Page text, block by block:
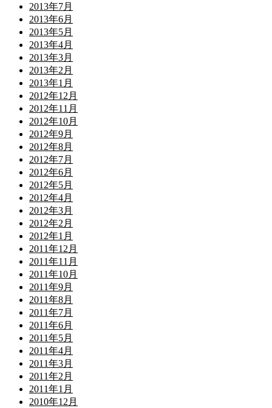
2013年7月
2013年6月
2013年5月
2013年4月
2013年3月
2013年2月
2013年1月
2012年12月
2012年11月
2012年10月
2012年9月
2012年8月
2012年7月
2012年6月
2012年5月
2012年4月
2012年3月
2012年2月
2012年1月
2011年12月
2011年11月
2011年10月
2011年9月
2011年8月
2011年7月
2011年6月
2011年5月
2011年4月
2011年3月
2011年2月
2011年1月
2010年12月